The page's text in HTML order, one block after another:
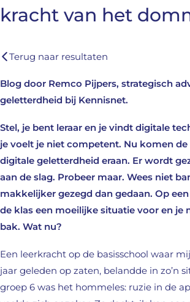
kracht van het
Terug naar resultaten
Blog door Remco Pijpers, strategisch
geletterdheid bij Kennisnet.
Stel, je bent leraar en je vindt digitale
je voelt je niet competent. Nu komen
digitale geletterdheid eraan. Er wordt
aan de slag. Probeer maar. Wees niet
makkelijker gezegd dan gedaan. Op
de klas een moeilijke situatie voor en je
bak. Wat nu?
Een leerkracht op de basisschool waar
jaar geleden op zaten, belandde in zo’n
groep 6 was het hommeles: ruzie in de